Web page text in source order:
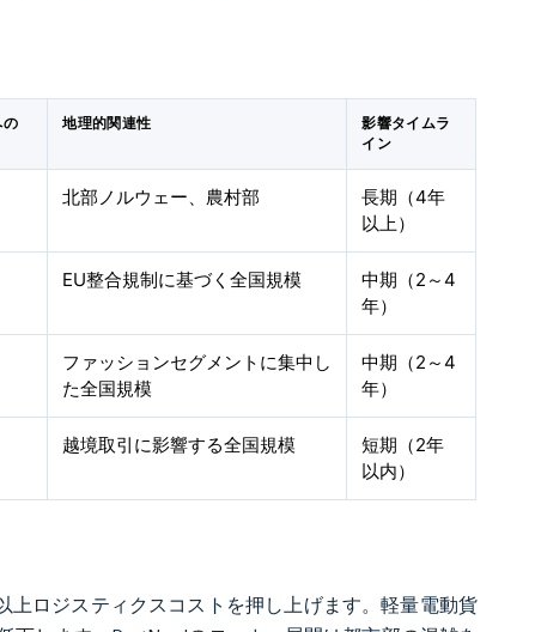
の
地理的関連性
影響タイムラ
イン
北部ノルウェー、農村部
長期（4年
以上）
EU整合規制に基づく全国規模
中期（2～4
年）
ファッションセグメントに集中し
た全国規模
中期（2～4
年）
越境取引に影響する全国規模
短期（2年
以内）
上ロジスティクスコストを押し上げます。軽量電動貨